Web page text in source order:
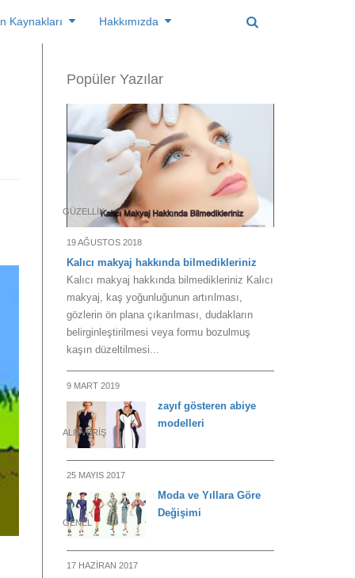
Kaynakları Hakkımızda
Popüler Yazılar
GÜZELLIK
19 AĞUSTOS 2018
Kalıcı makyaj hakkında bilmedikleriniz
Kalıcı makyaj hakkında bilmedikleriniz Kalıcı
makyaj, kaş yoğunluğunun artırılması,
gözlerin ön plana çıkarılması, dudakların
belirginleştirilmesi veya formu bozulmuş
kaşın düzeltilmesi...
9 MART 2019
ALIŞVERIŞ
zayıf gösteren abiye
modelleri
25 MAYIS 2017
GENEL
Moda ve Yıllara Göre
Değişimi
17 HAZIRAN 2017